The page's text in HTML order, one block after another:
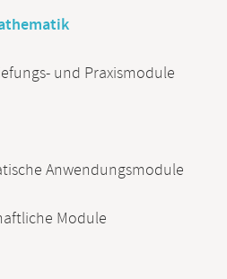
und Praxismodule
Anwendungsmodule
Module